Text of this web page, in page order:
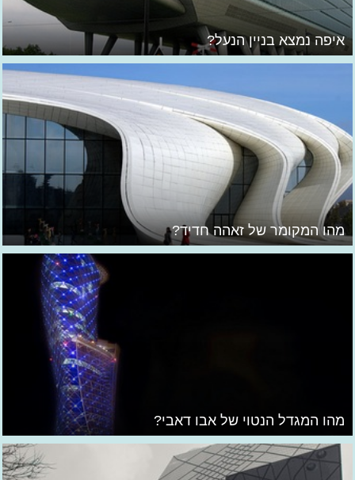
איפה נמצא בניין הנעל?
מהו המקומר של זאהה חדיד?
מהו המגדל הנטוי של אבו דאבי?